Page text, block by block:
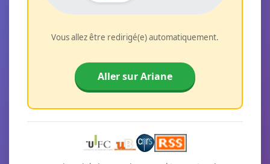
Vous allez être redirigé(e) automatiquement.
Aller sur Ariane